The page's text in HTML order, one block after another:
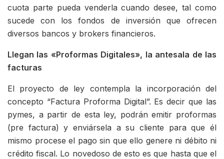
cuota parte pueda venderla cuando desee, tal como
sucede con los fondos de inversión que ofrecen
diversos bancos y brokers financieros.
Llegan las «Proformas Digitales», la antesala de las
facturas
El proyecto de ley contempla la incorporación del
concepto “Factura Proforma Digital”. Es decir que las
pymes, a partir de esta ley, podrán emitir proformas
(pre factura) y enviársela a su cliente para que él
mismo procese el pago sin que ello genere ni débito ni
crédito fiscal. Lo novedoso de esto es que hasta que el